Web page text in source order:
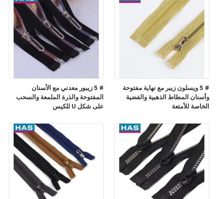
# 5 زيبور معدني مع الأسنان
المفتوحة والذرة الملمعة والسحب
على شكل U للكيس
# 5 ويسلون زيبر مع نهاية مفتوحة
وأسنان المطاط الذهبية والفضية
الخاصة للأمتعة